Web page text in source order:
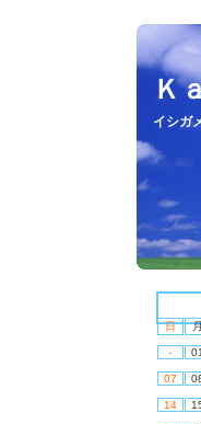
Ｋ
イシガ
日
- 01
07
14